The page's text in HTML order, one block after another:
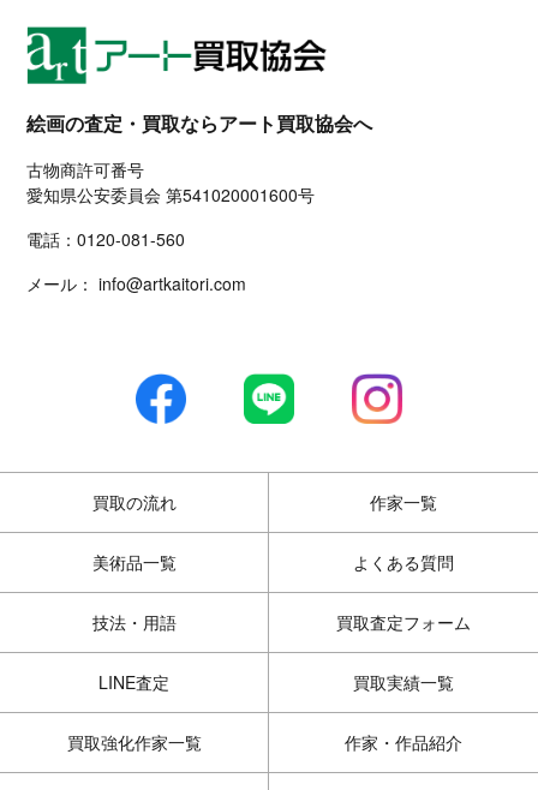
絵画の査定・買取ならアート買取協会へ
古物商許可番号
愛知県公安委員会 第541020001600号
電話：0120-081-560
メール： info@artkaitori.com
買取の流れ 作家一覧
美術品一覧 よくある質問
技法・用語 買取査定フォーム
LINE査定 買取実績一覧
買取強化作家一覧 作家・作品紹介